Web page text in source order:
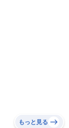
もっと見る